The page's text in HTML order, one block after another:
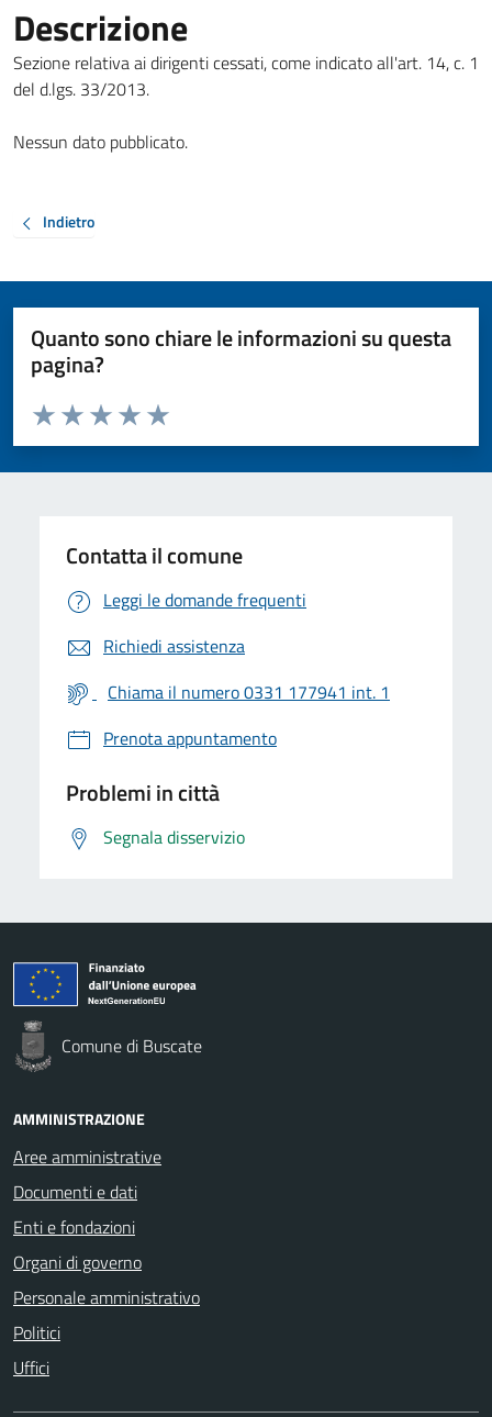
Descrizione
Sezione relativa ai dirigenti cessati, come indicato all'art. 14, c. 1
del d.lgs. 33/2013.
Nessun dato pubblicato.
Indietro
Quanto sono chiare le informazioni su questa
pagina?
Valuta da 1 a 5 stelle la pagina
Valuta 5 stelle su 5
Valuta 4 stelle su 5
Valuta 3 stelle su 5
Valuta 2 stelle su 5
Valuta 1 stelle su 5
Contatta il comune
Leggi le domande frequenti
Richiedi assistenza
Chiama il numero 0331 177941 int. 1
Prenota appuntamento
Problemi in città
Segnala disservizio
Comune di Buscate
AMMINISTRAZIONE
Aree amministrative
Documenti e dati
Enti e fondazioni
Organi di governo
Personale amministrativo
Politici
Uffici